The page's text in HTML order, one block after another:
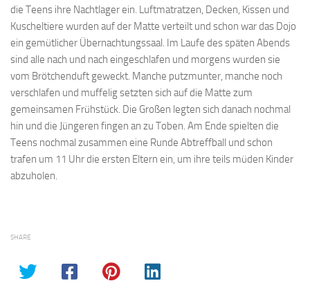
die Teens ihre Nachtlager ein. Luftmatratzen, Decken, Kissen und
Kuscheltiere wurden auf der Matte verteilt und schon war das Dojo
ein gemütlicher Übernachtungssaal. Im Laufe des späten Abends
sind alle nach und nach eingeschlafen und morgens wurden sie
vom Brötchenduft geweckt. Manche putzmunter, manche noch
verschlafen und muffelig setzten sich auf die Matte zum
gemeinsamen Frühstück. Die Großen legten sich danach nochmal
hin und die Jüngeren fingen an zu Toben. Am Ende spielten die
Teens nochmal zusammen eine Runde Abtreffball und schon
trafen um 11 Uhr die ersten Eltern ein, um ihre teils müden Kinder
abzuholen.
SHARE